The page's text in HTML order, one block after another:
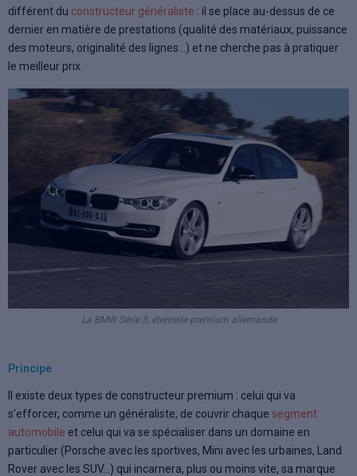
différent du constructeur généraliste : il se place au-dessus de ce
dernier en matière de prestations (qualité des matériaux, puissance
des moteurs, originalité des lignes...) et ne cherche pas à pratiquer
le meilleur prix.
La BMW Série 3, éternelle premium allemande
Principe
Il existe deux types de constructeur premium : celui qui va
s'efforcer, comme un généraliste, de couvrir chaque segment
automobile et celui qui va se spécialiser dans un domaine en
particulier (Porsche avec les sportives, Mini avec les urbaines, Land
Rover avec les SUV...) qui incarnera, plus ou moins vite, sa marque